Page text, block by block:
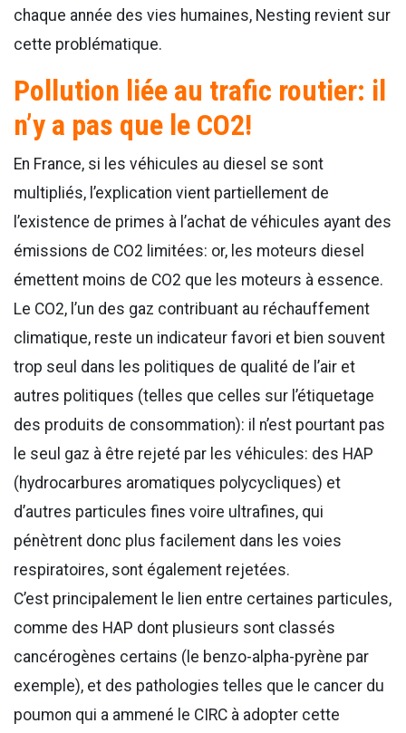
chaque année des vies humaines, Nesting revient sur
cette problématique.
Pollution liée au trafic routier: il
n’y a pas que le CO2!
En France, si les véhicules au diesel se sont
multipliés, l’explication vient partiellement de
l’existence de primes à l’achat de véhicules ayant des
émissions de CO2 limitées: or, les moteurs diesel
émettent moins de CO2 que les moteurs à essence.
Le CO2, l’un des gaz contribuant au réchauffement
climatique, reste un indicateur favori et bien souvent
trop seul dans les politiques de qualité de l’air et
autres politiques (telles que celles sur l’étiquetage
des produits de consommation): il n’est pourtant pas
le seul gaz à être rejeté par les véhicules: des HAP
(hydrocarbures aromatiques polycycliques) et
d’autres particules fines voire ultrafines, qui
pénètrent donc plus facilement dans les voies
respiratoires, sont également rejetées.
C’est principalement le lien entre certaines particules,
comme des HAP dont plusieurs sont classés
cancérogènes certains (le benzo-alpha-pyrène par
exemple), et des pathologies telles que le cancer du
poumon qui a ammené le CIRC à adopter cette